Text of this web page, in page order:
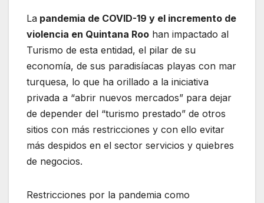
La pandemia de COVID-19 y el incremento de
violencia en Quintana Roo han impactado al
Turismo de esta entidad, el pilar de su
economía, de sus paradisíacas playas con mar
turquesa, lo que ha orillado a la iniciativa
privada a “abrir nuevos mercados” para dejar
de depender del “turismo prestado” de otros
sitios con más restricciones y con ello evitar
más despidos en el sector servicios y quiebres
de negocios.
Restricciones por la pandemia como